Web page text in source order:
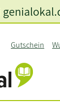
Gutschein